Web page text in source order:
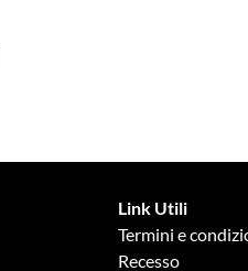
Link Utili
Termini e
Recesso